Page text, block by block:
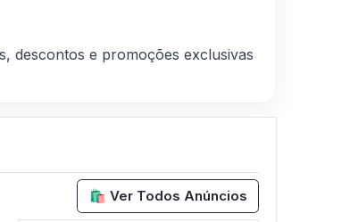
descontos e promoções exclusivas
🛍️ Ver Todos Anúncios